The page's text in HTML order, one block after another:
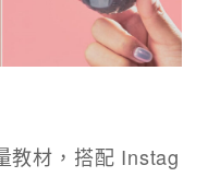
教材，搭配 Instag